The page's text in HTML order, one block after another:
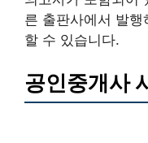
른 출판사에서 발
할 수 있습니다.
공인중개사